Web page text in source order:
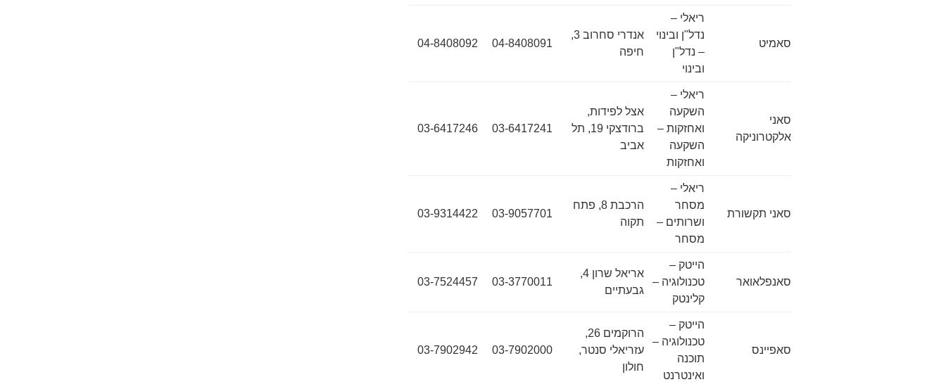
סאמיט
ריאלי –
נדל"ן ובינוי
– נדל"ן
ובינוי
אנדרי סחרוב 3,
חיפה
04-8408091
04-8408092
סאני
אלקטרוניקה
ריאלי –
השקעה
ואחזקות –
השקעה
ואחזקות
אצל לפידות,
ברודצקי 19, תל
אביב
03-6417241
03-6417246
סאני תקשורת
ריאלי –
מסחר
ושרותים –
מסחר
הרכבת 8, פתח
תקוה
03-9057701
03-9314422
סאנפלאואר
הייטק –
טכנולוגיה –
קלינטק
אריאל שרון 4,
גבעתיים
03-3770011
03-7524457
סאפיינס
הייטק –
טכנולוגיה –
תוכנה
ואינטרנט
הרוקמים 26,
עזריאלי סנטר,
חולון
03-7902000
03-7902942